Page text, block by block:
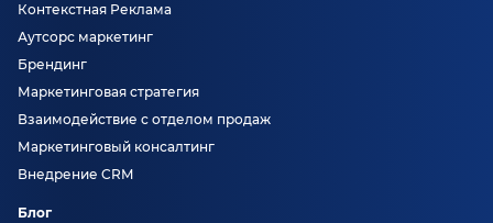
Контекстная Реклама
Аутсорс маркетинг
Брендинг
Маркетинговая стратегия
Взаимодействие с отделом продаж
Маркетинговый консалтинг
Внедрение CRM
Блог